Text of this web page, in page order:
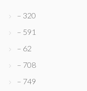
– 320
– 591
– 62
– 708
– 749